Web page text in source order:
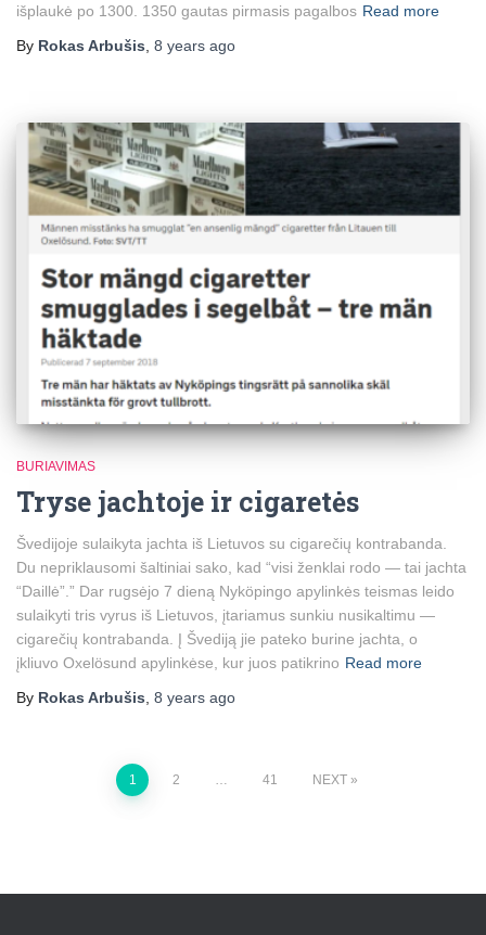
išplaukė po 1300. 1350 gautas pirmasis pagalbos Read more
By Rokas Arbušis 8 years ago
BURIAVIMAS
Tryse jachtoje ir cigaretės
Švedijoje sulaikyta jachta iš Lietuvos su cigarečių kontrabanda.
Du nepriklausomi šaltiniai sako, kad “visi ženklai rodo — tai jachta
“Daillė”.” Dar rugsėjo 7 dieną Nyköpingo apylinkės teismas leido
sulaikyti tris vyrus iš Lietuvos, įtariamus sunkiu nusikaltimu —
cigarečių kontrabanda. Į Švediją jie pateko burine jachta, o
įkliuvo Oxelösund apylinkėse, kur juos patikrino Read more
By Rokas Arbušis, 8 years ago
1 2 … 41 NEXT